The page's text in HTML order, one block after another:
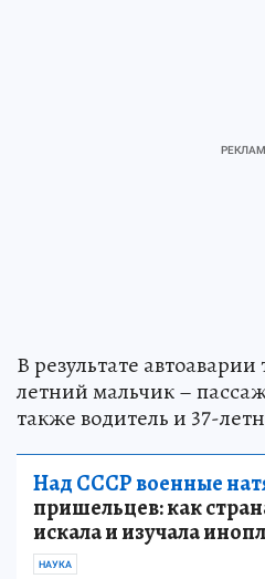
В результате
летний мальчик –
также водитель и 37-
Над СССР военные
пришельцев: как
искала и изучала
НАУКА